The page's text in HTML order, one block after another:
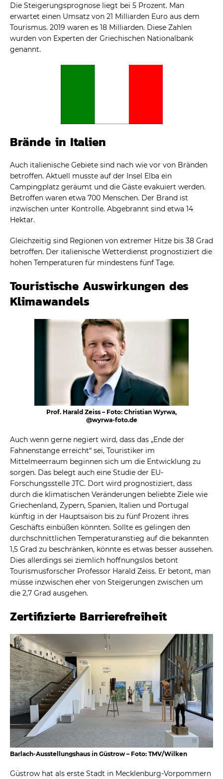
Die Steigerungsprognose liegt bei 5 Prozent. Man
erwartet einen Umsatz von 21 Milliarden Euro aus dem
Tourismus. 2019 waren es 18 Milliarden. Diese Zahlen
wurden von Experten der Griechischen Nationalbank
genannt.
Brände in Italien
Auch italienische Gebiete sind nach wie vor von Bränden
betroffen. Aktuell musste auf der Insel Elba ein
Campingplatz geräumt und die Gäste evakuiert werden.
Betroffen waren etwa 700 Menschen. Der Brand ist
inzwischen unter Kontrolle. Abgebrannt sind etwa 14
Hektar.
Gleichzeitig sind Regionen von extremer Hitze bis 38 Grad
betroffen. Der italienische Wetterdienst prognostiziert die
hohen Temperaturen für mindestens fünf Tage.
Touristische Auswirkungen des
Klimawandels
Prof. Harald Zeiss – Foto: Christian Wyrwa,
@wyrwa-foto.de
Auch wenn gerne negiert wird, dass das „Ende der
Fahnenstange erreicht“ sei, Touristiker im
Mittelmeerraum beginnen sich um die Entwicklung zu
sorgen. Das belegt auch eine Studie der EU-
Forschungsstelle JTC. Dort wird prognostiziert, dass
durch die klimatischen Veränderungen beliebte Ziele wie
Griechenland, Zypern, Spanien, Italien und Portugal
künftig in der Hauptsaison bis zu fünf Prozent ihres
Geschäfts einbüßen könnten. Sollte es gelingen den
durchschnittlichen Temperaturanstieg auf die bekannten
1,5 Grad zu beschränken, könnte es etwas besser aussehen.
Dies allerdings sei ziemlich hoffnungslos betont
Tourismusforscher Professor Harald Zeiss. Er betont, man
müsse inzwischen eher von Steigerungen zwischen um
die 2,7 Grad ausgehen.
Zertifizierte Barrierefreiheit
Barlach-Ausstellungshaus in Güstrow – Foto: TMV/Wilken
Güstrow hat als erste Stadt in Mecklenburg-Vorpommern